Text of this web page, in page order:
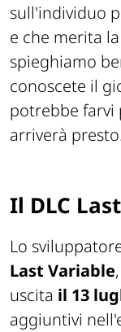
sull'individuo
e che merita
spieghiamo
conoscete il
potrebbe farvi
arriverà
Il DLC
Lo
Last Variable
uscita il 13
aggiuntivi